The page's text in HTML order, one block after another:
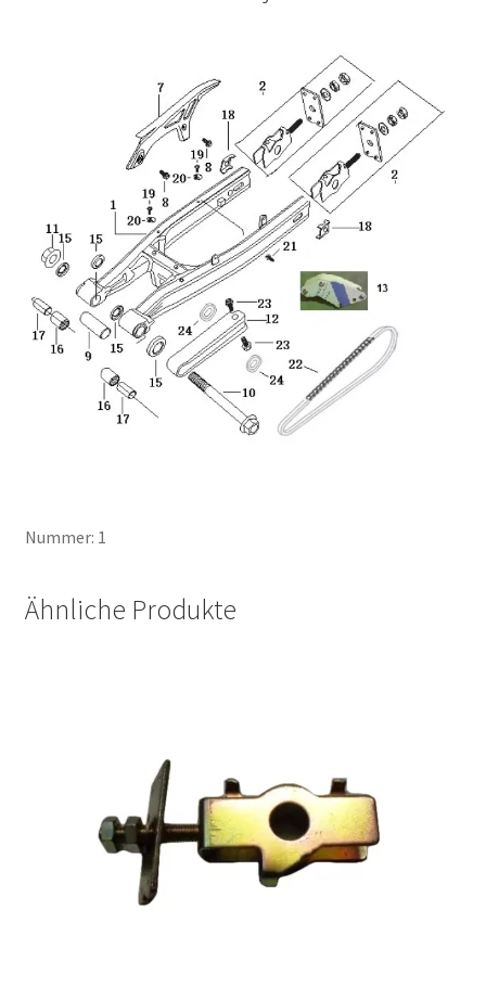
Nummer: 1
Ähnliche Produkte